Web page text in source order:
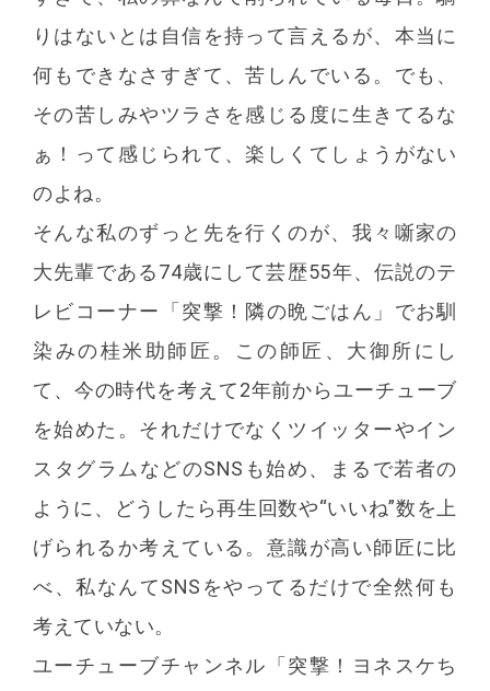
りはないとは自信を持って言えるが、本当に
何もできなさすぎて、苦しんでいる。でも、
その苦しみやツラさを感じる度に生きてるな
ぁ！って感じられて、楽しくてしょうがない
のよね。
そんな私のずっと先を行くのが、我々噺家の
大先輩である74歳にして芸歴55年、伝説のテ
レビコーナー「突撃！隣の晩ごはん」でお馴
染みの桂米助師匠。この師匠、大御所にし
て、今の時代を考えて2年前からユーチューブ
を始めた。それだけでなくツイッターやイン
スタグラムなどのSNSも始め、まるで若者の
ように、どうしたら再生回数や“いいね”数を上
げられるか考えている。意識が高い師匠に比
べ、私なんてSNSをやってるだけで全然何も
考えていない。
ユーチューブチャンネル「突撃！ヨネスケち